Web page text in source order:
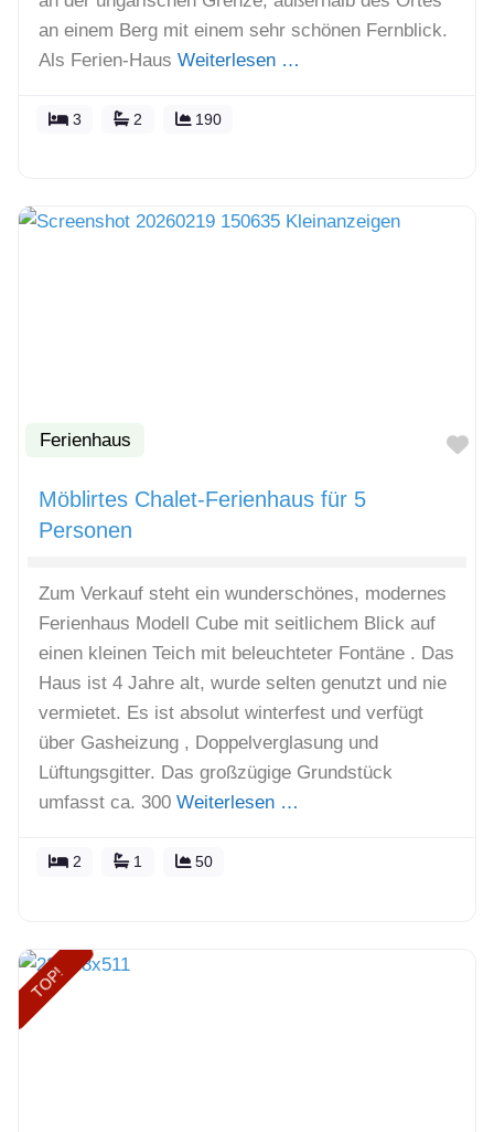
an einem Berg mit einem sehr schönen Fernblick.
Als Ferien-Haus Weiterlesen …
3 2 190
Ferienhaus
Möblirtes Chalet-Ferienhaus für 5
Personen
Zum Verkauf steht ein wunderschönes, modernes
Ferienhaus Modell Cube mit seitlichem Blick auf
einen kleinen Teich mit beleuchteter Fontäne . Das
Haus ist 4 Jahre alt, wurde selten genutzt und nie
vermietet. Es ist absolut winterfest und verfügt
über Gasheizung , Doppelverglasung und
Lüftungsgitter. Das großzügige Grundstück
umfasst ca. 300 Weiterlesen …
2 1 50
TOP!